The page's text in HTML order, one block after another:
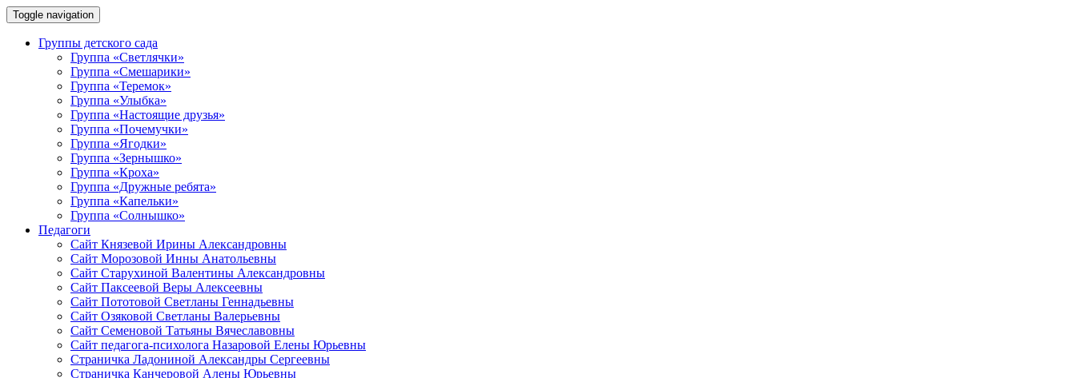
Toggle navigation
Группы детского сада
Группа «Светлячки»
Группа «Смешарики»
Группа «Теремок»
Группа «Улыбка»
Группа «Настоящие друзья»
Группа «Почемучки»
Группа «Ягодки»
Группа «Зернышко»
Группа «Кроха»
Группа «Дружные ребята»
Группа «Капельки»
Группа «Солнышко»
Педагоги
Сайт Князевой Ирины Александровны
Сайт Морозовой Инны Анатольевны
Сайт Старухиной Валентины Александровны
Сайт Паксеевой Веры Алексеевны
Сайт Пототовой Светланы Геннадьевны
Сайт Озяковой Светланы Валерьевны
Сайт Семеновой Татьяны Вячеславовны
Сайт педагога-психолога Назаровой Елены Юрьевны
Страничка Ладониной Александры Сергеевны
Страничка Канчеровой Алены Юрьевны